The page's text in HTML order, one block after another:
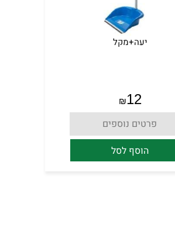
יעה+מקל
₪12
פרטים נוספים
הוסף לסל